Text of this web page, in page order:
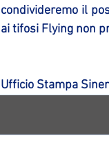
condivideremo il
ai tifosi Flying non
Ufficio Stampa